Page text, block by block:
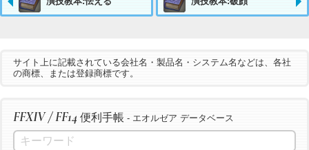
サイト上に記載されている会社名・製品名・システム名などは、各社
の商標、または登録商標です。
FFXIV / FF14 便利手帳 - エオルゼア データベース